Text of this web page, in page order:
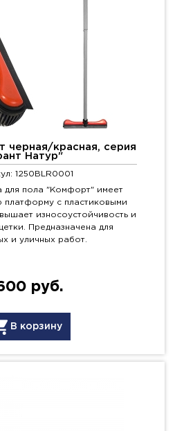
красная, серия
Натур"
1250BLR0001
для пола "Комфорт" имеет
платформу с пластиковыми
износоустойчивость и
Предназначена для
и уличных работ.
руб.
В корзину